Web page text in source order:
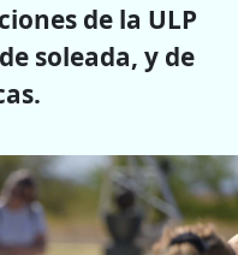
de la ULP
soleada, y de